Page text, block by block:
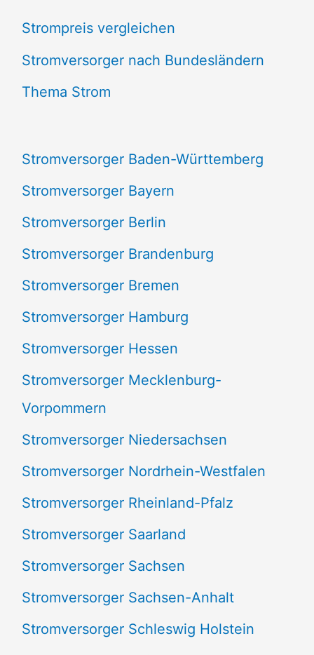
h
e
n
h
:
Strompreis vergleichen
Stromversorger nach Bundesländern
Thema Strom
Stromversorger Baden-Württemberg
Stromversorger Bayern
Stromversorger Berlin
Stromversorger Brandenburg
Stromversorger Bremen
Stromversorger Hamburg
Stromversorger Hessen
Stromversorger Mecklenburg-
Vorpommern
Stromversorger Niedersachsen
Stromversorger Nordrhein-Westfalen
Stromversorger Rheinland-Pfalz
Stromversorger Saarland
Stromversorger Sachsen
Stromversorger Sachsen-Anhalt
Stromversorger Schleswig Holstein